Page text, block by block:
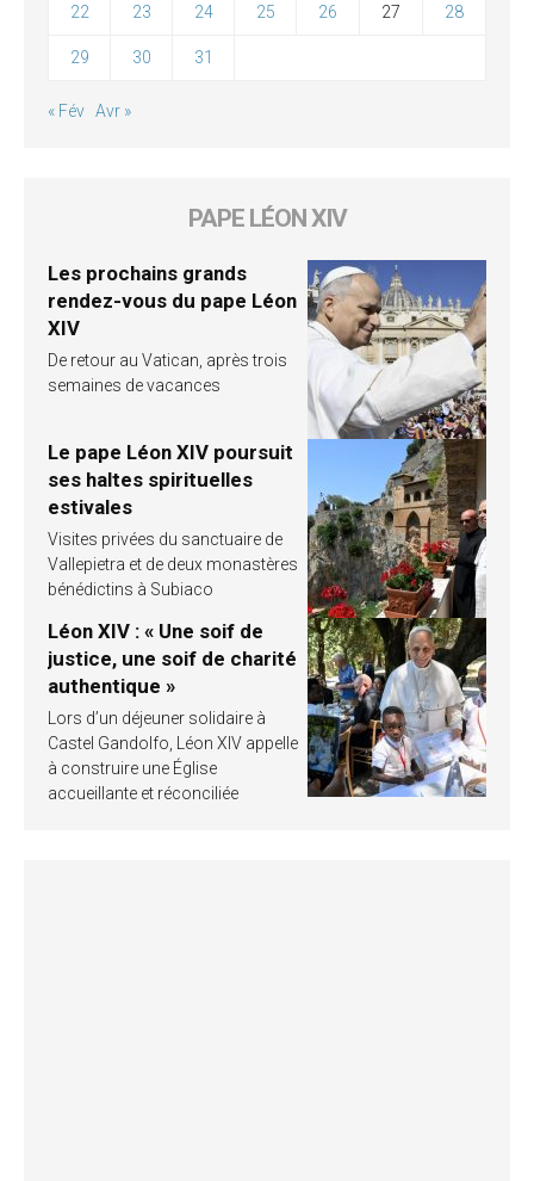
22 23 24 25 26 27 28
29 30 31
« Fév Avr »
PAPE LÉON XIV
Les prochains grands
rendez-vous du pape Léon
XIV
De retour au Vatican, après trois
semaines de vacances
Le pape Léon XIV poursuit
ses haltes spirituelles
estivales
Visites privées du sanctuaire de
Vallepietra et de deux monastères
bénédictins à Subiaco
Léon XIV : « Une soif de
justice, une soif de charité
authentique »
Lors d’un déjeuner solidaire à
Castel Gandolfo, Léon XIV appelle
à construire une Église
accueillante et réconciliée